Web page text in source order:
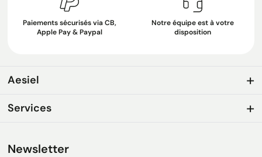
Paiements sécurisés via CB,
Apple Pay & Paypal
Notre équipe est à votre
disposition
Aesiel
Services
Newsletter